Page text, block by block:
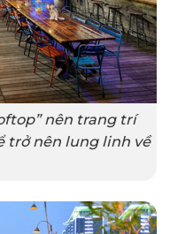
nên trang trí
trở nên lung linh về